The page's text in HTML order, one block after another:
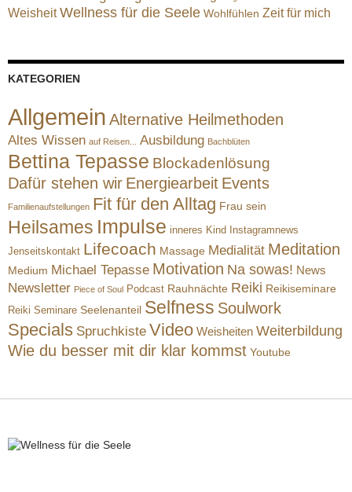
Weisheit Wellness für die Seele Wohlfühlen Zeit für mich
KATEGORIEN
Allgemein Alternative Heilmethoden
Altes Wissen auf Reisen... Ausbildung Bachblüten
Bettina Tepasse Blockadenlösung
Dafür stehen wir Energiearbeit Events
Familienaufstellungen Fit für den Alltag Frau sein
Heilsames Impulse inneres Kind Instagramnews
Jenseitskontakt Lifecoach Massage Medialität Meditation
Medium Michael Tepasse Motivation Na sowas! News
Newsletter Piece of Soul Podcast Rauhnächte Reiki Reikiseminare
Reiki Seminare Seelenanteil Selfness Soulwork
Specials Spruchkiste Video Weisheiten Weiterbildung
Wie du besser mit dir klar kommst Youtube